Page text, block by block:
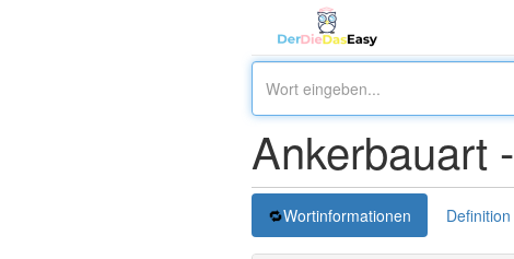
Ankerbauart -
Wortinformationen Definition